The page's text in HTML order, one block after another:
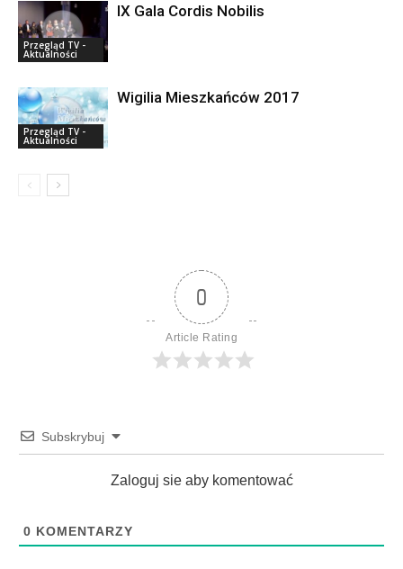
Przegląd TV -
Aktualności
IX Gala Cordis Nobilis
Przegląd TV -
Aktualności
Wigilia Mieszkańców 2017
0
Article Rating
Subskrybuj
Zaloguj sie aby komentować
0 KOMENTARZY